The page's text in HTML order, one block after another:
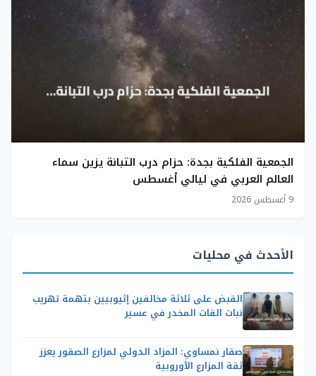
الجمعية الفلكية بجدة: حزام درب التبانة يزين سماء
العالم العربي في ليالي أغسطس
9 أغسطس 2026
الأحدث في محليات
القبض على ثلاثة مخالفين إثيوبيين بتهمة تهريب
نبات القات المخدر في عسير
صقار نمساوي: المزاد الدولي لمزارع الصقور يعزز
ثقة المزارع الأوروبية